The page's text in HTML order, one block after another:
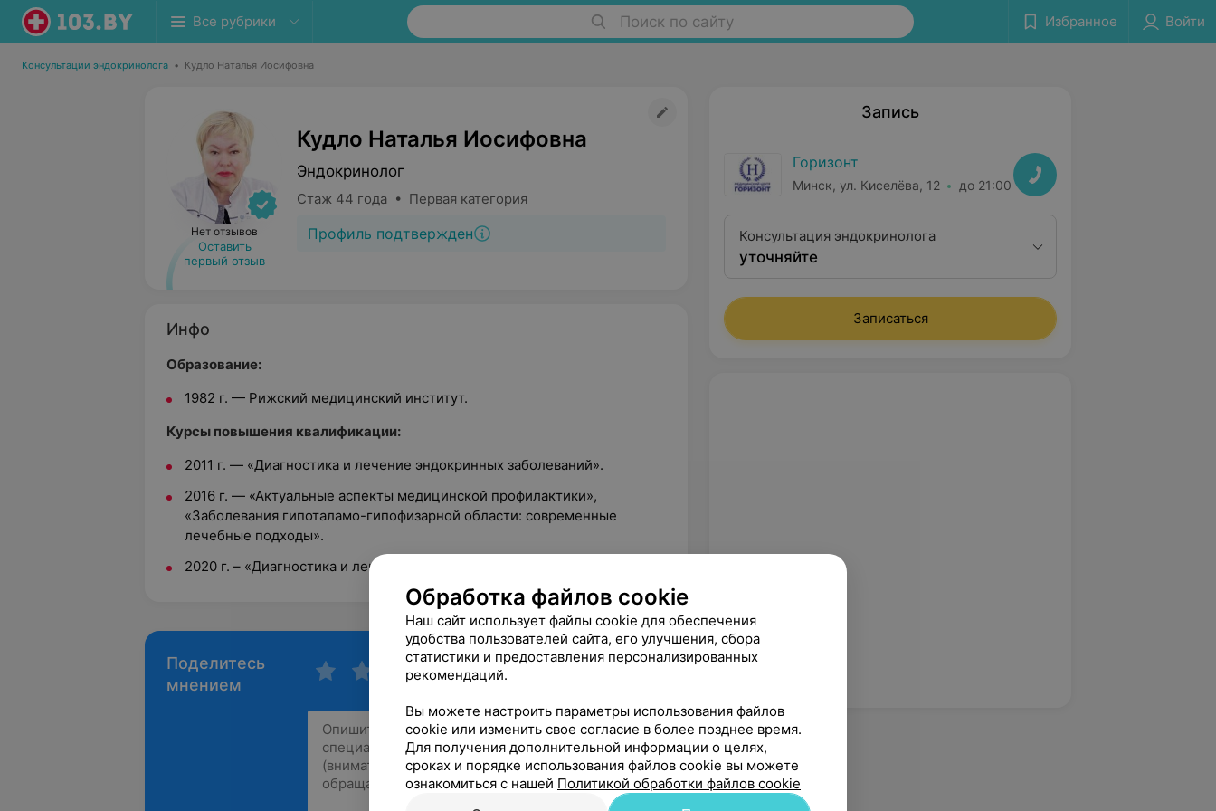
Все рубрики Поиск по сайту Избранное Войти
Консультации эндокринолога • Кудло Наталья Иосифовна
Нет отзывов
Оставить
первый отзыв
Кудло Наталья Иосифовна
Эндокринолог
Стаж 44 года • Первая категория
Профиль подтвержден
Инфо
Образование:
1982 г. — Рижский медицинский институт.
Курсы повышения квалификации:
2011 г. — «Диагностика и лечение эндокринных заболеваний».
2016 г. — «Актуальные аспекты медицинской профилактики»,
«Заболевания гипоталамо-гипофизарной области: современные
лечебные подходы».
2020 г. – «Диагностика и лечение эндокринных заболеваний».
Поделитесь
мнением
Запись
Горизонт
Минск, ул. Киселёва, 12 до 21:00
Консультация эндокринолога
уточняйте
Записаться
Обработка файлов cookie
Наш сайт использует файлы cookie для обеспечения
удобства пользователей сайта, его улучшения, сбора
статистики и предоставления персонализированных
рекомендаций.
Вы можете настроить параметры использования файлов
cookie или изменить свое согласие в более позднее время.
Для получения дополнительной информации о целях,
сроках и порядке использования файлов cookie вы можете
ознакомиться с нашей Политикой обработки файлов cookie